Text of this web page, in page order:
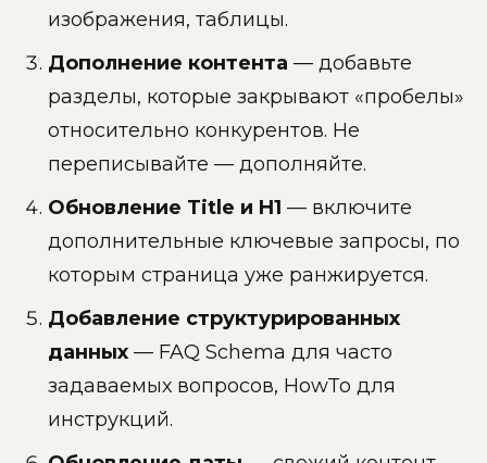
изображения, таблицы.
Дополнение контента — добавьте
разделы, которые закрывают «пробелы»
относительно конкурентов. Не
переписывайте — дополняйте.
Обновление Title и H1 — включите
дополнительные ключевые запросы, по
которым страница уже ранжируется.
Добавление структурированных
данных — FAQ Schema для часто
задаваемых вопросов, HowTo для
инструкций.